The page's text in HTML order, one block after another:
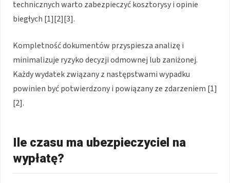
technicznych warto zabezpieczyć kosztorysy i opinie
biegłych [1][2][3].
Kompletność dokumentów przyspiesza analizę i
minimalizuje ryzyko decyzji odmownej lub zaniżonej.
Każdy wydatek związany z następstwami wypadku
powinien być potwierdzony i powiązany ze zdarzeniem [1]
[2].
Ile czasu ma ubezpieczyciel na
wypłatę?